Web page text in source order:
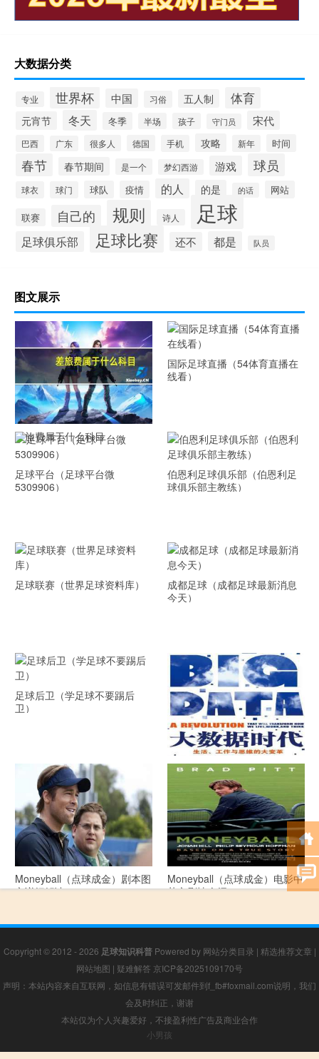
大数据分类
专业 世界杯 中国 习俗 五人制 体育
元宵节 冬天 冬季 半场 孩子 守门员 宋代
巴西 广东 很多人 德国 手机 攻略 新年 时间
春节 春节期间 是一个 梦幻西游 游戏 球员
球衣 球门 球队 疫情 的人 的是 的话 网站
联赛 自己的 规则 诗人 足球
足球俱乐部 足球比赛 还不 都是 队员
图文展示
差旅费属于什么科目
国际足球直播（54体育直播在
线看）
足球平台（足球平台微
5309906）
伯恩利足球俱乐部（伯恩利足
球俱乐部主教练）
足球联赛（世界足球资料库）
成都足球（成都足球最新消息
今天）
足球后卫（学足球不要踢后
卫）
《大数据时代》 PDF文档下载
Moneyball（点球成金）剧本图
文详细解读
Moneyball（点球成金）电影中
英文剧情介绍
Copyright © 2012 - 2026 足球知识科普Powered by 网站分类目录 | 精选推荐文章 |
网站地图 | 疑难解答 京ICP备2025109170号
声明：本站内容来自互联网，如信息有错误可发邮件到f_fb#foxmail.com说明，我们
会及时纠正，谢谢
本站仅为个人兴趣爱好，不接盈利性广告及商业合作
小男孩